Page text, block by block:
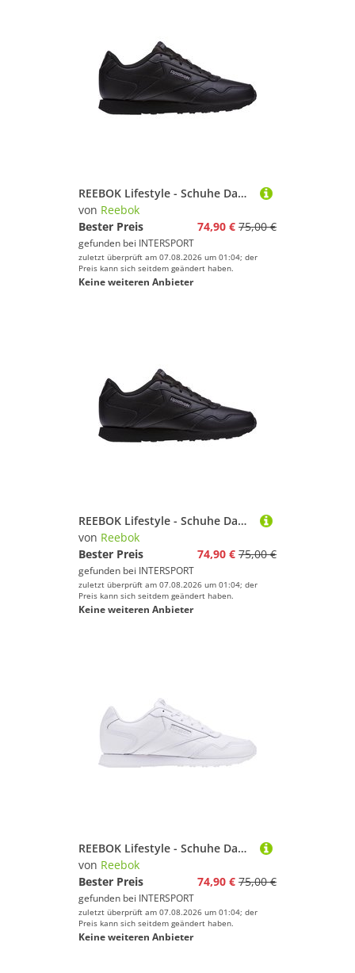
REEBOK Lifestyle - Schuhe Damen - Sneakers Royal Glide LX Sneaker Damen
von Reebok
Bester Preis
74,90 € 75,00 €
gefunden bei INTERSPORT
zuletzt überprüft am 07.08.2026 um 01:04; der
Preis kann sich seitdem geändert haben.
Keine weiteren Anbieter
REEBOK Lifestyle - Schuhe Damen - Sneakers Royal Glide LX Sneaker Damen
von Reebok
Bester Preis
74,90 € 75,00 €
gefunden bei INTERSPORT
zuletzt überprüft am 07.08.2026 um 01:04; der
Preis kann sich seitdem geändert haben.
Keine weiteren Anbieter
REEBOK Lifestyle - Schuhe Damen - Sneakers Royal Glide Sneaker Damen
von Reebok
Bester Preis
74,90 € 75,00 €
gefunden bei INTERSPORT
zuletzt überprüft am 07.08.2026 um 01:04; der
Preis kann sich seitdem geändert haben.
Keine weiteren Anbieter